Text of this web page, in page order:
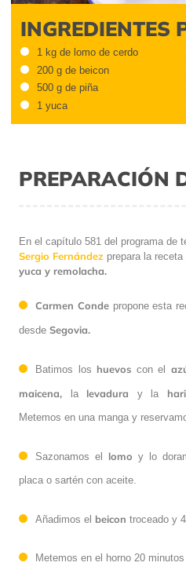
INGREDIENTES
1 kg de lomo de cerdo
200 g de beicon
500 g de piña
1 yuca
PREPARACIÓN
En el capítulo 581 del programa de
Sergio Fernández prepara la receta
yuca y remolacha.
Carmen Condepropone esta
desde Segovia.
Batimos los huevos con el
maicena, la levadura y la
Metemos en una manga y
Sazonamos el lomo y lo
placa o sartén con aceite.
Añadimos el beicon troceado y
Metemos en el horno 20 minutos